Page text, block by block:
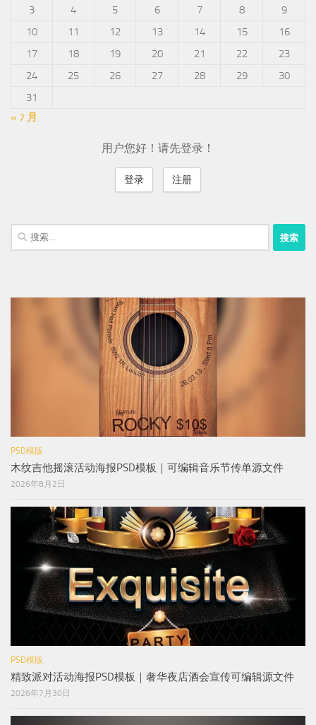
3
4 5 6 7 8
9
10
11 12 13 14 15
16
17
18 19 20 21 22
23
24
25 26 27 28 29
30
31
« 7 月
用户您好！请先登录！
登录 注册
搜
索：
PSD模版
木纹吉他摇滚活动海报PSD模板｜可编辑音乐节传单源文件
2026年8月2日
PSD模版
精致派对活动海报PSD模板｜奢华夜店酒会宣传可编辑源文件
2026年7月30日